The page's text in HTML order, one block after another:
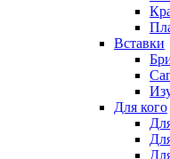
Вставки
Для кого